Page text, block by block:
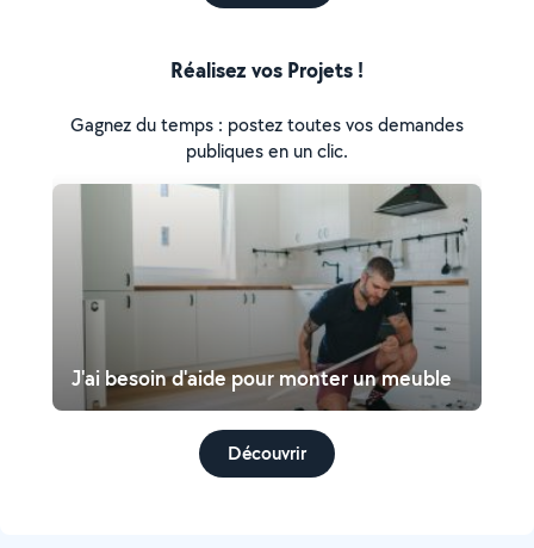
Réalisez vos Projets !
Gagnez du temps : postez toutes vos demandes
publiques en un clic.
J'ai besoin d'aide pour monter un meuble
Découvrir